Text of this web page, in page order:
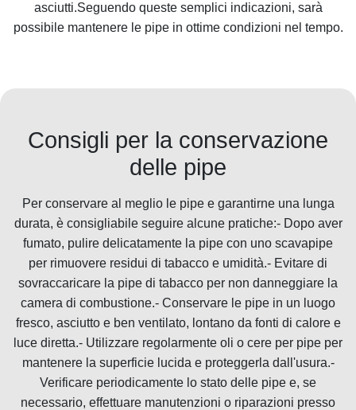
asciutti.Seguendo queste semplici indicazioni, sarà
possibile mantenere le pipe in ottime condizioni nel tempo.
Consigli per la conservazione
delle pipe
Per conservare al meglio le pipe e garantirne una lunga
durata, è consigliabile seguire alcune pratiche:- Dopo aver
fumato, pulire delicatamente la pipe con uno scavapipe
per rimuovere residui di tabacco e umidità.- Evitare di
sovraccaricare la pipe di tabacco per non danneggiare la
camera di combustione.- Conservare le pipe in un luogo
fresco, asciutto e ben ventilato, lontano da fonti di calore e
luce diretta.- Utilizzare regolarmente oli o cere per pipe per
mantenere la superficie lucida e proteggerla dall'usura.-
Verificare periodicamente lo stato delle pipe e, se
necessario, effettuare manutenzioni o riparazioni presso